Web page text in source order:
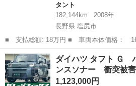
タント
182,144km
2008年
長野県 塩尻市
■ 支払総額: 18万円 ■ 車両本体価格： 160,000 円 ■ メーカー
名： ダイハツ ■ 車種名： タント ■ グ
Ｘ カスタム ４ＷＤ パープルメタリッ
ンジン ４ＡＴ車 ...
長野 塩尻市 タント
ダイハツ タフト Ｇ
ンスソナー 衝突被
1,123,000円